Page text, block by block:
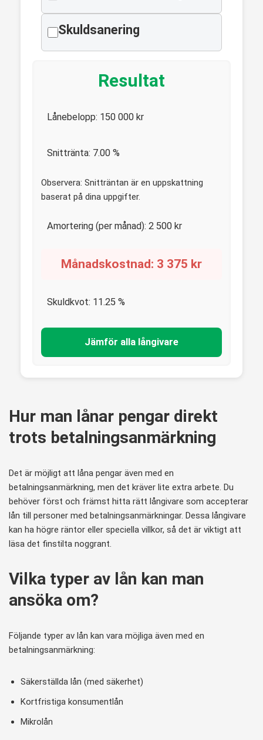
Skuldsanering
Resultat
Lånebelopp: 150 000 kr
Snittränta: 7.00 %
Observera: Snitträntan är en uppskattning
baserat på dina uppgifter.
Amortering (per månad): 2 500 kr
Månadskostnad: 3 375 kr
Skuldkvot: 11.25 %
Jämför alla långivare
Hur man lånar pengar direkt
trots betalningsanmärkning
Det är möjligt att låna pengar även med en
betalningsanmärkning, men det kräver lite extra arbete. Du
behöver först och främst hitta rätt långivare som accepterar
lån till personer med betalningsanmärkningar. Dessa långivare
kan ha högre räntor eller speciella villkor, så det är viktigt att
läsa det finstilta noggrant.
Vilka typer av lån kan man
ansöka om?
Följande typer av lån kan vara möjliga även med en
betalningsanmärkning:
Säkerställda lån (med säkerhet)
Kortfristiga konsumentlån
Mikrolån